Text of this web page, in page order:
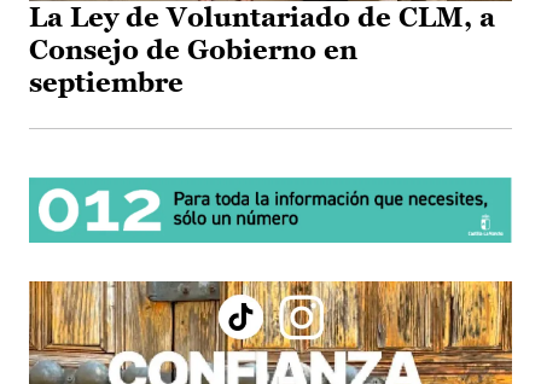
La Ley de Voluntariado de CLM, a
Consejo de Gobierno en
septiembre